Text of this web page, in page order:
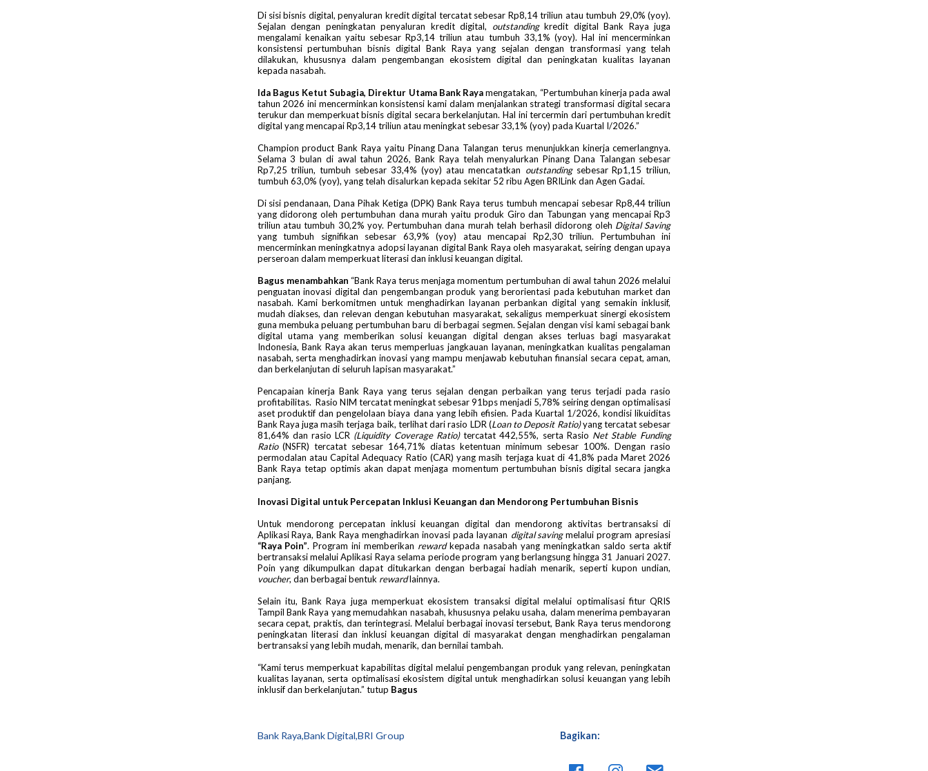
Di sisi bisnis digital, penyaluran kredit digital tercatat sebesar Rp8,14 triliun atau tumbuh 29,0% (yoy).
Sejalan dengan peningkatan penyaluran kredit digital, outstandingkredit digital Bank Raya juga
mengalami kenaikan yaitu sebesar Rp3,14 triliun atau tumbuh 33,1% (yoy). Hal ini mencerminkan
konsistensi pertumbuhan bisnis digital Bank Raya yang sejalan dengan transformasi yang telah
dilakukan, khususnya dalam pengembangan ekosistem digital dan peningkatan kualitas layanan
kepada nasabah.
Ida Bagus Ketut Subagia, Direktur Utama Bank Rayamengatakan, “Pertumbuhan kinerja pada awal
tahun 2026 ini mencerminkan konsistensi kami dalam menjalankan strategi transformasi digital secara
terukur dan memperkuat bisnis digital secara berkelanjutan. Hal ini tercermin dari pertumbuhan kredit
digital yang mencapai Rp3,14 triliun atau meningkat sebesar 33,1% (yoy) pada Kuartal I/2026.”
Champion product Bank Raya yaitu Pinang Dana Talangan terus menunjukkan kinerja cemerlangnya.
Selama 3 bulan di awal tahun 2026, Bank Raya telah menyalurkan Pinang Dana Talangan sebesar
Rp7,25 triliun, tumbuh sebesar 33,4% (yoy) atau mencatatkan outstanding sebesar Rp1,15 triliun,
tumbuh 63,0% (yoy), yang telah disalurkan kepada sekitar 52 ribu Agen BRILink dan Agen Gadai.
Di sisi pendanaan, Dana Pihak Ketiga (DPK) Bank Raya terus tumbuh mencapai sebesar Rp8,44 triliun
yang didorong oleh pertumbuhan dana murah yaitu produk Giro dan Tabungan yang mencapai Rp3
triliun atau tumbuh 30,2% yoy. Pertumbuhan dana murah telah berhasil didorong oleh Digital Saving
yang tumbuh signifikan sebesar 63,9% (yoy) atau mencapai Rp2,30 triliun. Pertumbuhan ini
mencerminkan meningkatnya adopsi layanan digital Bank Raya oleh masyarakat, seiring dengan upaya
perseroan dalam memperkuat literasi dan inklusi keuangan digital.
Bagus menambahkan “Bank Raya terus menjaga momentum pertumbuhan di awal tahun 2026 melalui
penguatan inovasi digital dan pengembangan produk yang berorientasi pada kebutuhan market dan
nasabah. Kami berkomitmen untuk menghadirkan layanan perbankan digital yang semakin inklusif,
mudah diakses, dan relevan dengan kebutuhan masyarakat, sekaligus memperkuat sinergi ekosistem
guna membuka peluang pertumbuhan baru di berbagai segmen. Sejalan dengan visi kami sebagai bank
digital utama yang memberikan solusi keuangan digital dengan akses terluas bagi masyarakat
Indonesia, Bank Raya akan terus memperluas jangkauan layanan, meningkatkan kualitas pengalaman
nasabah, serta menghadirkan inovasi yang mampu menjawab kebutuhan finansial secara cepat, aman,
dan berkelanjutan di seluruh lapisan masyarakat.”
Pencapaian kinerja Bank Raya yang terus sejalan dengan perbaikan yang terus terjadi pada rasio
profitabilitas. Rasio NIM tercatat meningkat sebesar 91bps menjadi 5,78% seiring dengan optimalisasi
aset produktif dan pengelolaan biaya dana yang lebih efisien. Pada Kuartal 1/2026, kondisi likuiditas
Bank Raya juga masih terjaga baik, terlihat dari rasio LDR (Loan to Deposit Ratio)yang tercatat sebesar
81,64% dan rasio LCR (Liquidity Coverage Ratio)tercatat 442,55%, serta Rasio Net Stable Funding
Ratio(NSFR) tercatat sebesar 164,71% diatas ketentuan minimum sebesar 100%. Dengan rasio
permodalan atau Capital Adequacy Ratio (CAR) yang masih terjaga kuat di 41,8% pada Maret 2026
Bank Raya tetap optimis akan dapat menjaga momentum pertumbuhan bisnis digital secara jangka
panjang.
Inovasi Digital untuk Percepatan Inklusi Keuangan dan Mendorong Pertumbuhan Bisnis
Untuk mendorong percepatan inklusi keuangan digital dan mendorong aktivitas bertransaksi di
Aplikasi Raya, Bank Raya menghadirkan inovasi pada layanan digital savingmelalui program apresiasi
“Raya Poin”. Program ini memberikan rewardkepada nasabah yang meningkatkan saldo serta aktif
bertransaksi melalui Aplikasi Raya selama periode program yang berlangsung hingga 31 Januari 2027.
Poin yang dikumpulkan dapat ditukarkan dengan berbagai hadiah menarik, seperti kupon undian,
voucher, dan berbagai bentuk rewardlainnya.
Selain itu, Bank Raya juga memperkuat ekosistem transaksi digital melalui optimalisasi fitur QRIS
Tampil Bank Raya yang memudahkan nasabah, khususnya pelaku usaha, dalam menerima pembayaran
secara cepat, praktis, dan terintegrasi. Melalui berbagai inovasi tersebut, Bank Raya terus mendorong
peningkatan literasi dan inklusi keuangan digital di masyarakat dengan menghadirkan pengalaman
bertransaksi yang lebih mudah, menarik, dan bernilai tambah.
“Kami terus memperkuat kapabilitas digital melalui pengembangan produk yang relevan, peningkatan
kualitas layanan, serta optimalisasi ekosistem digital untuk menghadirkan solusi keuangan yang lebih
inklusif dan berkelanjutan.” tutup Bagus
Bank Raya,Bank Digital,BRI Group Bagikan: